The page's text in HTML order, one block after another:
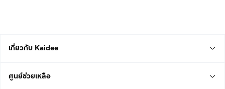
เกี่ยวกับ Kaidee
ศูนย์ช่วยเหลือ